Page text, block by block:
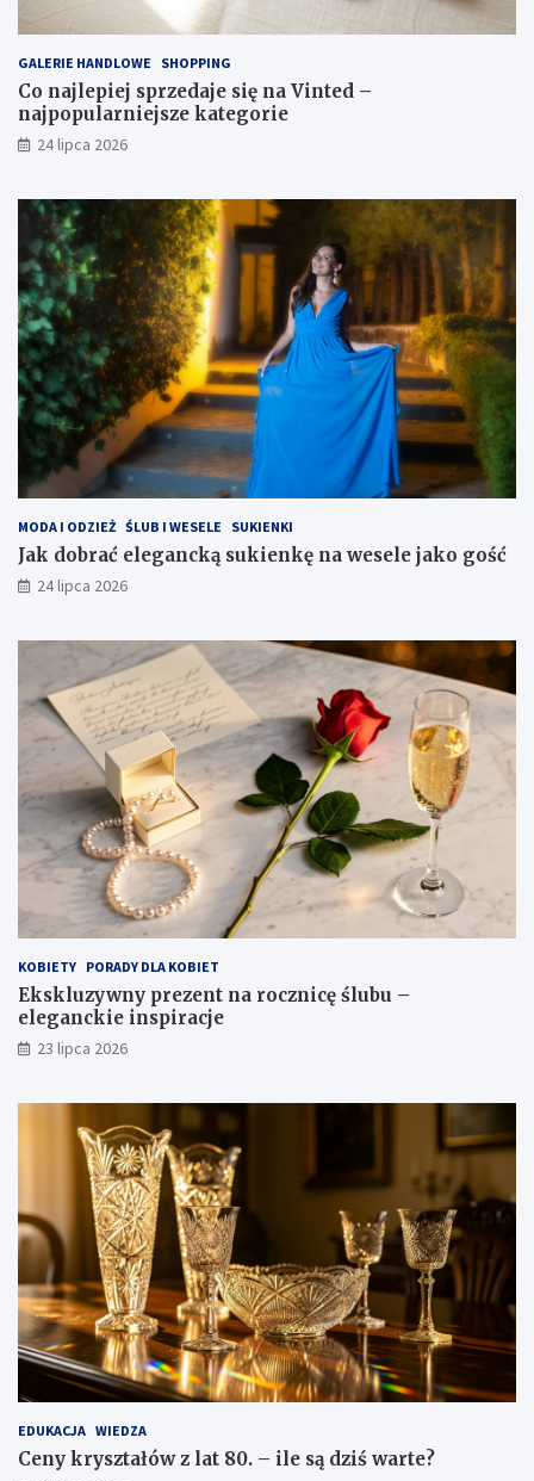
GALERIE HANDLOWE SHOPPING
Co najlepiej sprzedaje się na Vinted –
najpopularniejsze kategorie
24 lipca 2026
MODA I ODZIEŻ ŚLUB I WESELE SUKIENKI
Jak dobrać elegancką sukienkę na wesele jako gość
24 lipca 2026
KOBIETY PORADY DLA KOBIET
Ekskluzywny prezent na rocznicę ślubu –
eleganckie inspiracje
23 lipca 2026
EDUKACJA WIEDZA
Ceny kryształów z lat 80. – ile są dziś warte?